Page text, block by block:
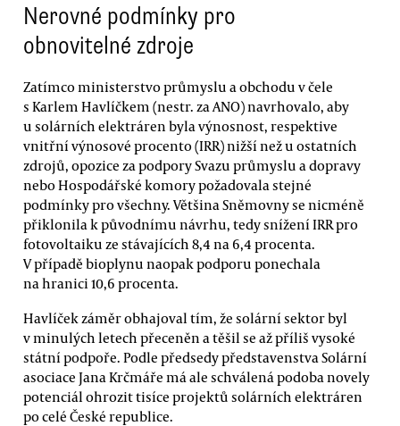
Nerovné podmínky pro
obnovitelné zdroje
Zatímco ministerstvo průmyslu a obchodu v čele
s Karlem Havlíčkem (nestr. za ANO) navrhovalo, aby
u solárních elektráren byla výnosnost, respektive
vnitřní výnosové procento (IRR) nižší než u ostatních
zdrojů, opozice za podpory Svazu průmyslu a dopravy
nebo Hospodářské komory požadovala stejné
podmínky pro všechny. Většina Sněmovny se nicméně
přiklonila k původnímu návrhu, tedy snížení IRR pro
fotovoltaiku ze stávajících 8,4 na 6,4 procenta.
V případě bioplynu naopak podporu ponechala
na hranici 10,6 procenta.
Havlíček záměr obhajoval tím, že solární sektor byl
v minulých letech přeceněn a těšil se až příliš vysoké
státní podpoře. Podle předsedy představenstva Solární
asociace Jana Krčmáře má ale schválená podoba novely
potenciál ohrozit tisíce projektů solárních elektráren
po celé České republice.